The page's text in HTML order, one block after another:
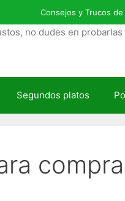
Consejos y Trucos
no dudes en
Segundos platos